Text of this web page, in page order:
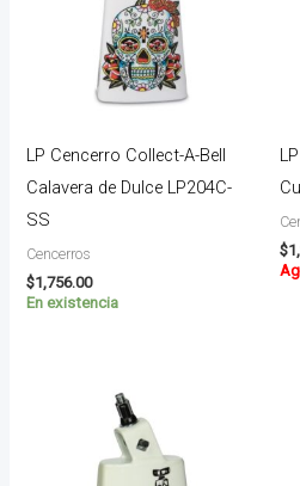
LP Cencerro Collect-A-Bell
Calavera de Dulce LP204C-
SS
Cencerros
$1,756.00
En existencia
$